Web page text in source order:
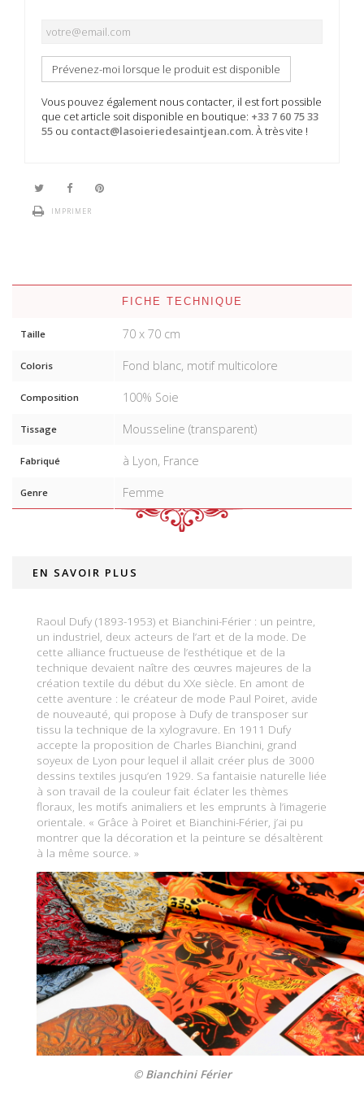
Prévenez-moi lorsque le produit est disponible
Vous pouvez également nous contacter, il est fort possible
que cet article soit disponible en boutique: +33 7 60 75 33
55 ou contact@lasoieriedesaintjean.com. À très vite !
IMPRIMER
FICHE TECHNIQUE
Taille 70 x 70 cm
Coloris Fond blanc, motif multicolore
Composition 100% Soie
Tissage Mousseline (transparent)
Fabriqué à Lyon, France
Genre Femme
EN SAVOIR PLUS
Raoul Dufy (1893-1953) et Bianchini-Férier : un peintre,
un industriel, deux acteurs de l’art et de la mode. De
cette alliance fructueuse de l’esthétique et de la
technique devaient naître des œuvres majeures de la
création textile du début du XXe siècle. En amont de
cette aventure : le créateur de mode Paul Poiret, avide
de nouveauté, qui propose à Dufy de transposer sur
tissu la technique de la xylogravure. En 1911 Dufy
accepte la proposition de Charles Bianchini, grand
soyeux de Lyon pour lequel il allait créer plus de 3000
dessins textiles jusqu’en 1929. Sa fantaisie naturelle liée
à son travail de la couleur fait éclater les thèmes
floraux, les motifs animaliers et les emprunts à l’imagerie
orientale. « Grâce à Poiret et Bianchini-Férier, j’ai pu
montrer que la décoration et la peinture se désaltèrent
à la même source. »
© Bianchini Férier